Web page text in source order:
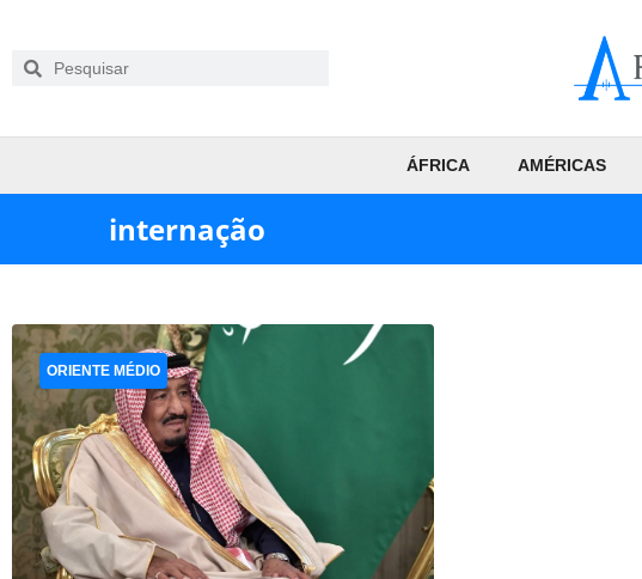
ÁFRICA AMÉRICAS
internação
ORIENTE MÉDIO